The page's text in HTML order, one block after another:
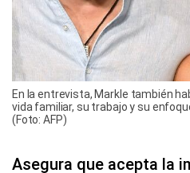
En la entrevista, Markle también
vida familiar, su trabajo y su
(Foto: AFP)
Asegura que acepta la